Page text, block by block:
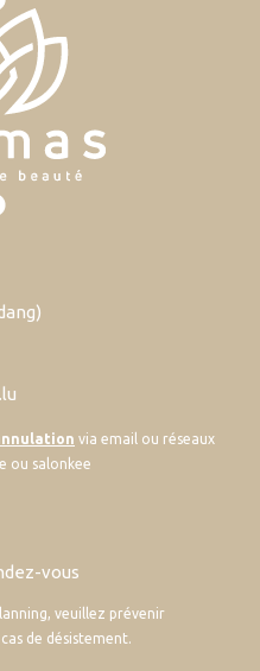
via email ou réseaux
ou salonkee
vous
veuillez prévenir
de désistement.